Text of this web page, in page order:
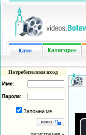
Потребителски вход
Име:
Парола:
Запомни ме